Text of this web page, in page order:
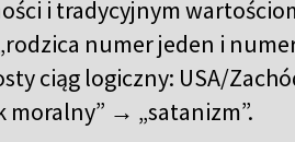
i tradycyjnym
numer jeden i numer
ciąg logiczny: USA/
→ „satanizm”.